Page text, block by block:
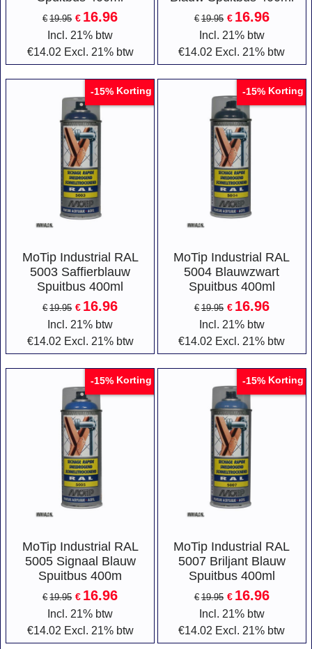
€ 19.95 € 16.96
Incl. 21% btw
€14.02 Excl. 21% btw
€ 19.95 € 16.96
Incl. 21% btw
€14.02 Excl. 21% btw
-15% Korting
MoTip Industrial RAL
5003 Saffierblauw
Spuitbus 400ml
€ 19.95 € 16.96
Incl. 21% btw
€14.02 Excl. 21% btw
-15% Korting
MoTip Industrial RAL
5004 Blauwzwart
Spuitbus 400ml
€ 19.95 € 16.96
Incl. 21% btw
€14.02 Excl. 21% btw
-15% Korting
MoTip Industrial RAL
5005 Signaal Blauw
Spuitbus 400m
€ 19.95 € 16.96
Incl. 21% btw
€14.02 Excl. 21% btw
-15% Korting
MoTip Industrial RAL
5007 Briljant Blauw
Spuitbus 400ml
€ 19.95 € 16.96
Incl. 21% btw
€14.02 Excl. 21% btw